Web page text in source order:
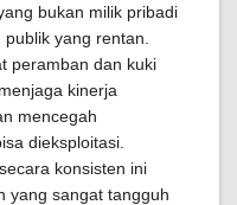
bukan milik pribadi
yang rentan.
peramban dan kuki
kinerja
mencegah
dieksploitasi.
konsisten ini
yang sangat tangguh